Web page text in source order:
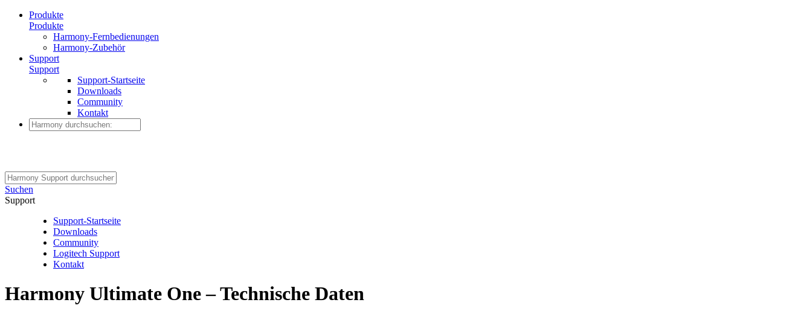
Produkte
Produkte
Harmony-Fernbedienungen
Harmony-Zubehör
Support
Support
Support-Startseite
Downloads
Community
Kontakt
Suchen
Support
Support-Startseite
Downloads
Community
Logitech Support
Kontakt
Harmony Ultimate One – Technische Daten